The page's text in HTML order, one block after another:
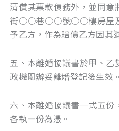
清償其票款債務外，並同
街○○巷○○號○○樓房屋及
予乙方，作為賠償乙方因其
五、本離婚協議書於甲、乙
政機關辦妥離婚登記後生效。
六、本離婚協議書一式五份
各執一份為憑。